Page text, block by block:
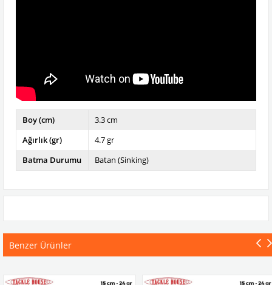
Boy (cm)
3.3 cm
Ağırlık (gr)
4.7 gr
Batma Durumu
Batan (Sinking)
Benzer Ürünler